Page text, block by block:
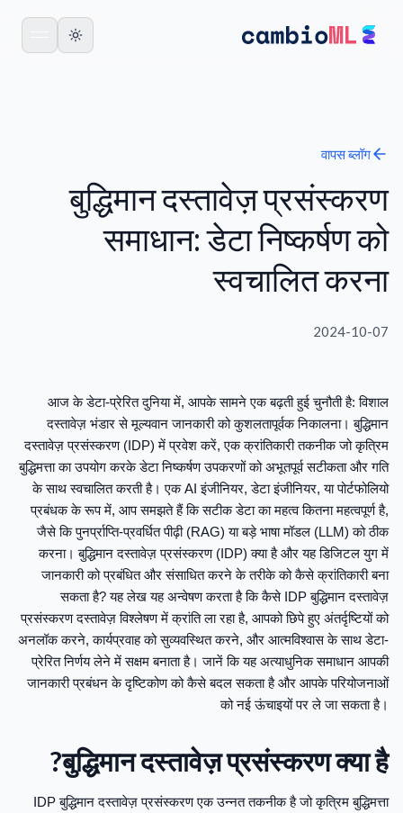
वापसब्लॉग
बुद्धिमान दस्तावेज़ प्रसंस्करण
समाधान: डेटा निष्कर्षण को
स्वचालित करना
2024-10-07
आज के डेटा-प्रेरित दुनिया में, आपके सामने एक बढ़ती हुई चुनौती है: विशाल
दस्तावेज़ भंडार से मूल्यवान जानकारी को कुशलतापूर्वक निकालना। बुद्धिमान
दस्तावेज़ प्रसंस्करण (IDP) में प्रवेश करें, एक क्रांतिकारी तकनीक जो कृत्रिम
बुद्धिमत्ता का उपयोग करके डेटा निष्कर्षण उपकरणों को अभूतपूर्व सटीकता और गति
के साथ स्वचालित करती है। एक AI इंजीनियर, डेटा इंजीनियर, या पोर्टफोलियो
प्रबंधक के रूप में, आप समझते हैं कि सटीक डेटा का महत्व कितना महत्वपूर्ण है,
जैसे कि पुनर्प्राप्ति-प्रवर्धित पीढ़ी (RAG) या बड़े भाषा मॉडल (LLM) को ठीक
करना। बुद्धिमान दस्तावेज़ प्रसंस्करण (IDP) क्या है और यह डिजिटल युग में
जानकारी को प्रबंधित और संसाधित करने के तरीके को कैसे क्रांतिकारी बना
सकता है? यह लेख यह अन्वेषण करता है कि कैसे IDP बुद्धिमान दस्तावेज़
प्रसंस्करण दस्तावेज़ विश्लेषण में क्रांति ला रहा है, आपको छिपे हुए अंतर्दृष्टियों को
अनलॉक करने, कार्यप्रवाह को सुव्यवस्थित करने, और आत्मविश्वास के साथ डेटा-
प्रेरित निर्णय लेने में सक्षम बनाता है। जानें कि यह अत्याधुनिक समाधान आपकी
जानकारी प्रबंधन के दृष्टिकोण को कैसे बदल सकता है और आपके परियोजनाओं
को नई ऊंचाइयों पर ले जा सकता है।
बुद्धिमान दस्तावेज़ प्रसंस्करण क्या है?
IDP बुद्धिमान दस्तावेज़ प्रसंस्करण एक उन्नत तकनीक है जो कृत्रिम बुद्धिमत्ता